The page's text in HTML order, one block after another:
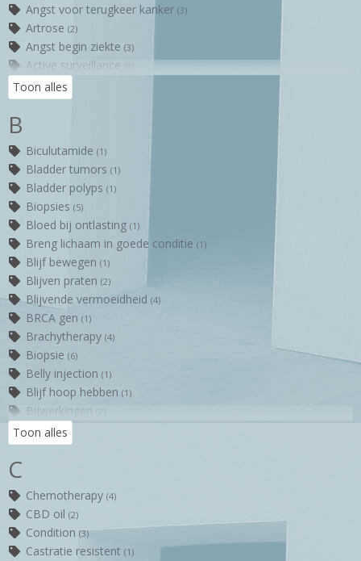
Angst voor terugkeer kanker(3)
Artrose(2)
Angst begin ziekte(3)
Active surveillance (9)
Argus-t male sling
Alternatieve seksualiteit
Toon alles
B
Biculutamide(1)
Bladder tumors(1)
Bladder polyps(1)
Biopsies(5)
Bloed bij ontlasting(1)
Breng lichaam in goede conditie(1)
Blijf bewegen(1)
Blijven praten(2)
Blijvende vermoeidheid(4)
BRCA gen(1)
Brachytherapy(4)
Biopsie(6)
Belly injection(1)
Blijf hoop hebben(1)
Bijwerkingen (2)
Bicalutamide
Toon alles
C
Chemotherapy(4)
CBD oil(2)
Condition(3)
Castratie resistent(1)